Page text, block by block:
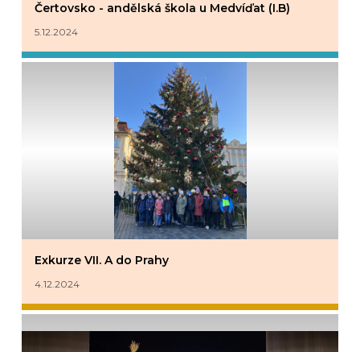
Čertovsko - andělská škola u Medvíďat (I.B)
5.12.2024
Exkurze VII. A do Prahy
4.12.2024